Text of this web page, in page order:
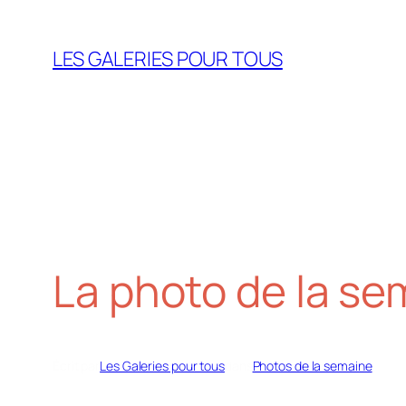
contenu
LES GALERIES POUR TOUS
La photo de la
Les Galeries pour tousdans Photos de la semaine